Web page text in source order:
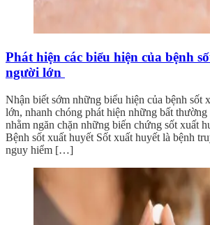
Phát hiện các biểu hiện của bệnh
người lớn
Nhận biết sớm những biểu hiện của bệnh sốt
lớn, nhanh chóng phát hiện những bất
nhằm ngăn chặn những biến chứng sốt xuất
Bệnh sốt xuất huyết Sốt xuất huyết là bệnh
nguy hiểm […]